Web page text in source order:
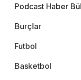
Podcast Haber
Burçlar
Futbol
Basketbol